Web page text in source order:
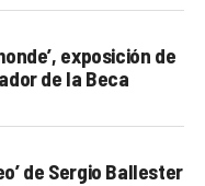
exposición de
de la Beca
de Sergio Ballester